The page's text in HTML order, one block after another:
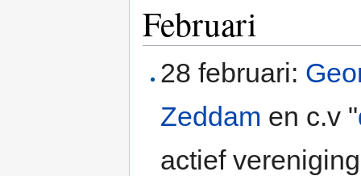
Februari
28 februari:
Zeddam en c.v "
actief